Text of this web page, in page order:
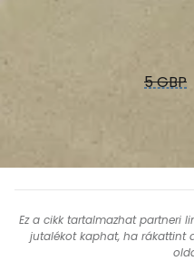
Egy adott ülőhely
5 GBP
Ha nem választ
kiválasztott ülőhelyet
Ez a cikk tartalmazhat partneri
jutalékot kaphat, ha rákattint